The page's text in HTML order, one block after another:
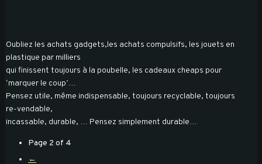
Oubliez les achats gadgets,les achats compulsifs, les jouets en
plastique par milliers
qui finissent toujours à la poubelle, les cadeaux cheaps pour
‘marquer le coup’…
Pensez utile, même indispensable, toujours recyclable, toujours
re-vendable,
incassable, durable, … Pensez simplement durable…
Page 2 of 4
←